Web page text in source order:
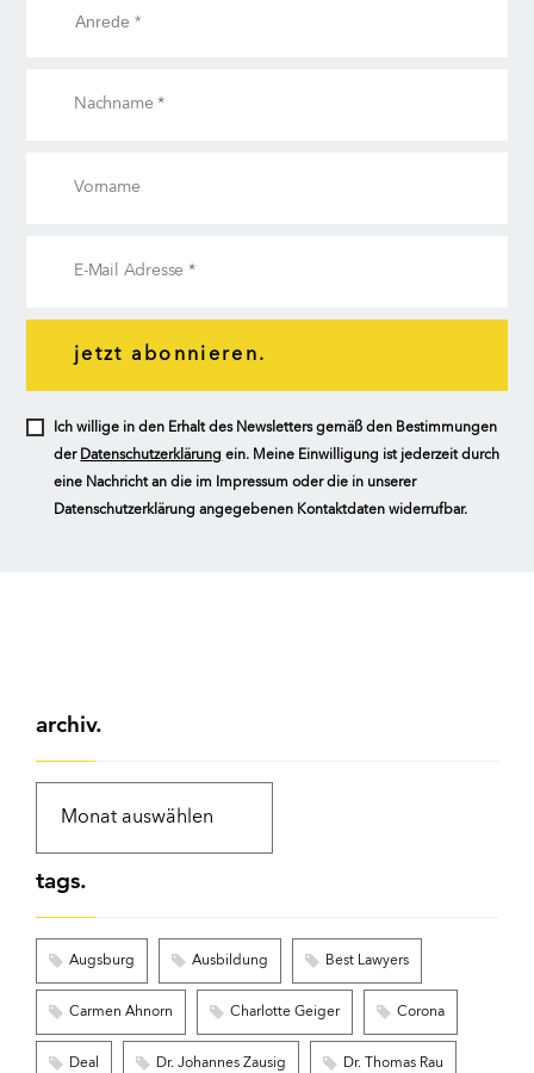
jetzt abonnieren.
Ich willige in den Erhalt des Newsletters gemäß den Bestimmungen
der Datenschutzerklärung ein. Meine Einwilligung ist jederzeit durch
eine Nachricht an die im Impressum oder die in unserer
Datenschutzerklärung angegebenen Kontaktdaten widerrufbar.
archiv.
tags.
Augsburg Ausbildung Best Lawyers
Carmen Ahnorn Charlotte Geiger Corona
Deal Dr. Johannes Zausig Dr. Thomas Rau